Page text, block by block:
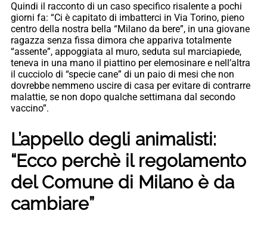
Quindi il racconto di un caso specifico risalente a pochi
giorni fa: “Ci è capitato di imbatterci in Via Torino, pieno
centro della nostra bella “Milano da bere”, in una giovane
ragazza senza fissa dimora che appariva totalmente
“assente”, appoggiata al muro, seduta sul marciapiede,
teneva in una mano il piattino per elemosinare e nell’altra
il cucciolo di “specie cane” di un paio di mesi che non
dovrebbe nemmeno uscire di casa per evitare di contrarre
malattie, se non dopo qualche settimana dal secondo
vaccino”.
L’appello degli animalisti:
“Ecco perchè il regolamento
del Comune di Milano è da
cambiare”